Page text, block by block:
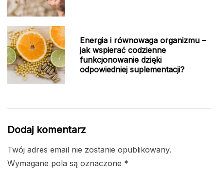
Energia i równowaga organizmu –
jak wspierać codzienne
funkcjonowanie dzięki
odpowiedniej suplementacji?
Dodaj komentarz
Twój adres email nie zostanie opublikowany.
Wymagane pola są oznaczone *